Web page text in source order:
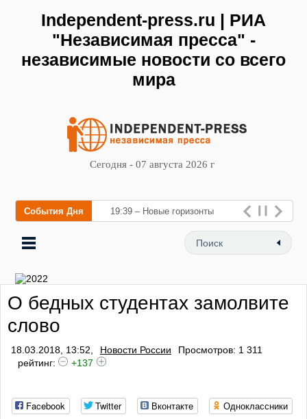
Independent-press.ru | РИА
"Независимая пресса" -
независимые новости со всего
мира
Сегодня - 07 августа 2026 г
События Дня 19:39 – Новые горизонты
флебологии: в Москве
открылся «Городской центр
О бедных студентах замолвите
слово
18.03.2018, 13:52, Новости России
Просмотров: 1 311
рейтинг:
+137
Facebook Twitter Вконтакте
Одноклассники